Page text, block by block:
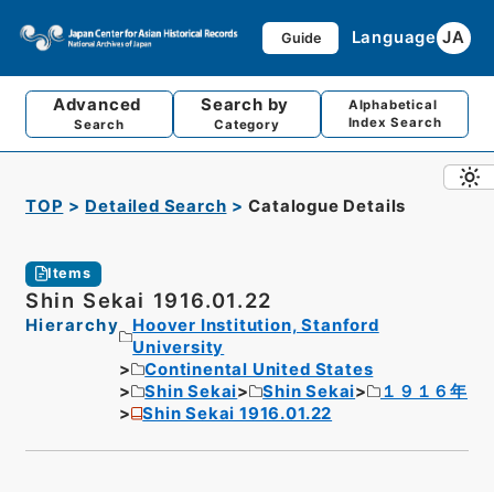
Guide Language JA
Advanced
Search
Search by
Category
Alphabetical
Index Search
TOP Detailed Search Catalogue Details
Items
Shin Sekai 1916.01.22
Hierarchy
Hoover Institution, Stanford
University
Continental United States
Shin Sekai
Shin Sekai
１９１６年
Shin Sekai 1916.01.22